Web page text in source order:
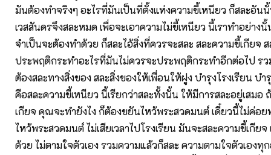
มันต้องทำจริงๆ อะไรที่มันเป็นที่ตั้งแห่งความขี้เหนียว ก็สละอัน
เวสสันดรจึงสละหมด เพื่อจะเอาความไม่ขี้เหนียว นี้เราทำอย่างนั้
จำเป็นจะต้องทำด้วย ก็สละไอ้สิ่งที่ควรจะสละ สละความขี้เกียจ
ประพฤติกระทำอะไรที่มันไม่ควรจะประพฤติกระทำอีกต่อไป ร
ต้องสละทางสิ่งของ สละสิ่งของให้เพื่อนให้ฝูง บำรุงโรงเรียน บำ
คือสละความขี้เหนียว นี้เรียกว่าสละทั้งนั้น ให้มีการสละอยู่เสมอ
เกียจ คุณจะทำยังไง ก็ต้องขยันไหว้พระสวดมนต์ เดี๋ยวนี้ไม่ค่อ
ไหว้พระสวดมนต์ ไม่เสียเวลาไปโรงเรียน มันจะสละความขี้เกีย
ด้วย ไม่ตามใจตัวเอง รวมความแล้วก็สละ ความตามใจตัวเองทุ